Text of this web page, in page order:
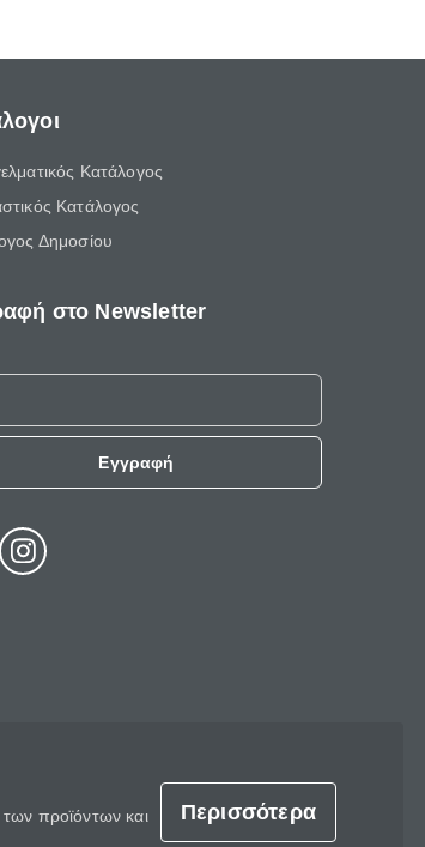
Κατάλογος
Κατάλογος
Δημοσίου
στο Newsletter
Εγγραφή
προϊόντων και
Περισσότερα